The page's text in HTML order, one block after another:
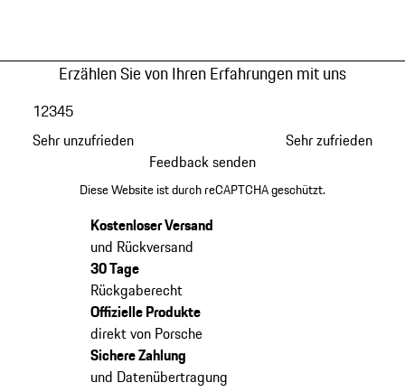
Erzählen Sie von Ihren Erfahrungen mit uns
Sehr unzufrieden
12345
Sehr zufrieden
Feedback senden
Diese Website ist durch reCAPTCHA geschützt.
Kostenloser Versand
und Rückversand
30 Tage
Rückgaberecht
Offizielle Produkte
direkt von Porsche
Sichere Zahlung
und Datenübertragung